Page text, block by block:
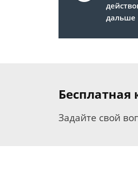
дальше
Задайте свой